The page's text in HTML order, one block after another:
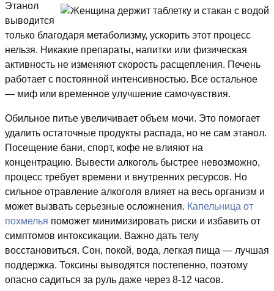
Этанол
выводится
только благодаря метаболизму, ускорить этот процесс
нельзя. Никакие препараты, напитки или физическая
активность не изменяют скорость расщепления. Печень
работает с постоянной интенсивностью. Все остальное
— миф или временное улучшение самочувствия.
Обильное питье увеличивает объем мочи. Это помогает
удалить остаточные продукты распада, но не сам этанол.
Посещение бани, спорт, кофе не влияют на
концентрацию. Вывести алкоголь быстрее невозможно,
процесс требует времени и внутренних ресурсов. Но
сильное отравление алкоголя влияет на весь организм и
может вызвать серьезные осложнения. Капельница от
похмелья поможет минимизировать риски и избавить от
симптомов интоксикации. Важно дать телу
восстановиться. Сон, покой, вода, легкая пища — лучшая
поддержка. Токсины выводятся постепенно, поэтому
опасно садиться за руль даже через 8-12 часов.